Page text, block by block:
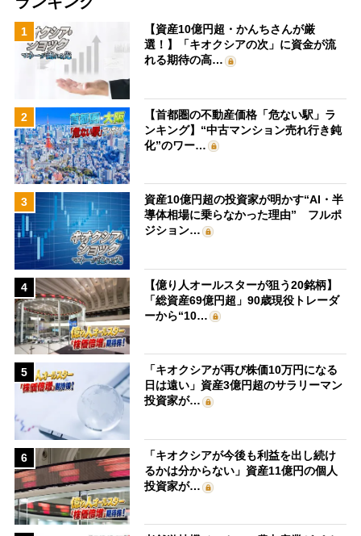
1
【資産10億円超・かんちさんが厳
選！】「キオクシアの次」に資金が流
れる期待の高…
2
【首都圏の不動産価格「危ない駅」ラ
ンキング】“中古マンション売れ行き鈍
化”のワー…
3
資産10億円超の投資家が明かす“AI・半
導体相場に乗らなかった理由” フルポ
ジション…
4
【億り人オールスターが狙う20銘柄】
「総資産69億円超」90歳現役トレーダ
ーから“10…
5
「キオクシアが再び株価10万円になる
日は遠い」資産3億円超のサラリーマン
投資家が…
6
「キオクシアが今後も利益を出し続け
るかは分からない」資産11億円の個人
投資家が…